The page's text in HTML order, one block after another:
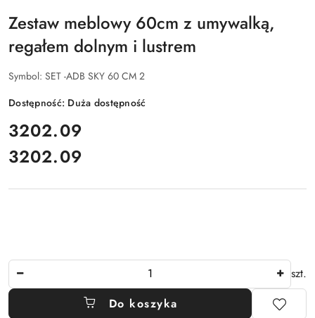
Zestaw meblowy 60cm z umywalką,
regałem dolnym i lustrem
Symbol: SET -ADB SKY 60 CM 2
Dostępność: Duża dostępność
cena:
3202.09
Cena:
3202.09
szt.
Do koszyka